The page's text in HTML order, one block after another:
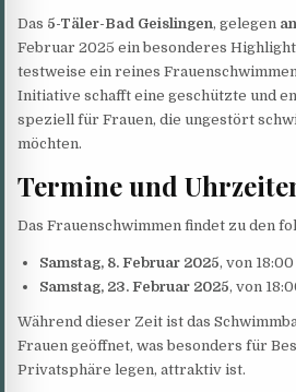
Das 5-Täler-Bad Geislingen, gelegen
Februar 2025 ein besonderes
testweise ein reines
Initiative schafft eine geschützte und
speziell für Frauen, die ungestört
möchten.
Termine und
Das Frauenschwimmen findet zu den
Samstag, 8. Februar 2025, von
Samstag, 23. Februar 2025, von
Während dieser Zeit ist das
Frauen geöffnet, was besonders für
Privatsphäre legen, attraktiv ist.